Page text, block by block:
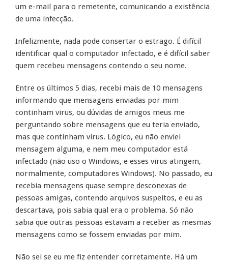
um e-mail para o remetente, comunicando a existência
de uma infecção.
Infelizmente, nada pode consertar o estrago. É difícil
identificar qual o computador infectado, e é difícil saber
quem recebeu mensagens contendo o seu nome.
Entre os últimos 5 dias, recebi mais de 10 mensagens
informando que mensagens enviadas por mim
continham virus, ou dúvidas de amigos meus me
perguntando sobre mensagens que eu teria enviado,
mas que continham virus. Lógico, eu não enviei
mensagem alguma, e nem meu computador está
infectado (não uso o Windows, e esses virus atingem,
normalmente, computadores Windows). No passado, eu
recebia mensagens quase sempre desconexas de
pessoas amigas, contendo arquivos suspeitos, e eu as
descartava, pois sabia qual era o problema. Só não
sabia que outras pessoas estavam a receber as mesmas
mensagens como se fossem enviadas por mim.
Não sei se eu me fiz entender corretamente. Há um